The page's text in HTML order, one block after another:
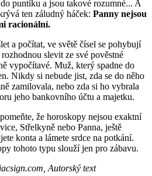
puntíku a jsou takové rozumné... A
ten záludný háček: Panny nejsou
racionální.
a počítat, ve světě čísel se pohybují
slevit ze své pověstné
vypočítavé. Muž, který spadne do
Nikdy si nebude jist, zda se do něho
zamilovala, nebo zda si ho vybrala
jeho bankovního účtu a majetku.
že horoskopy nejsou exaktní
Střelkyně nebo Panna, ještě
konta a lámete srdce na potkání.
tohoto typu slouží jen pro zábavu.
Autorský text